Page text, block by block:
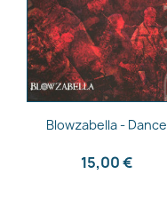
Aperçu rapide
Blowzabella - Dance
15,00 €